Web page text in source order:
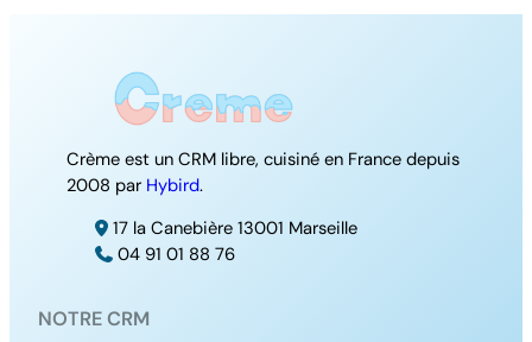
Crème est un CRM libre, cuisiné en France depuis
2008 par Hybird.
17 la Canebière 13001 Marseille
04 91 01 88 76
NOTRE CRM